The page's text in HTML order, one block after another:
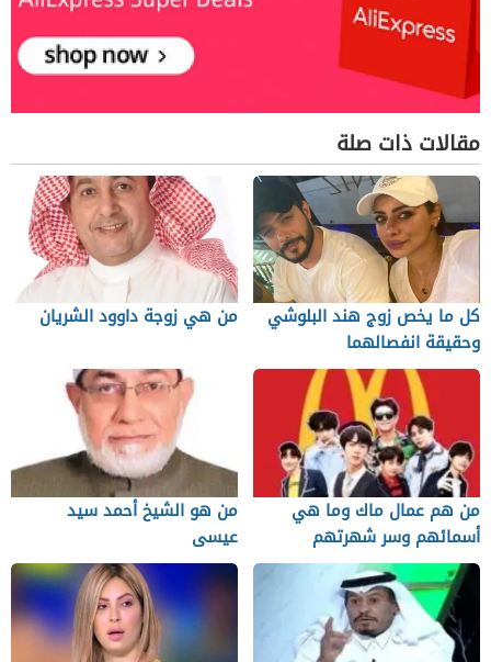
مقالات ذات صلة
كل ما يخص زوج هند البلوشي
وحقيقة انفصالهما
من هي زوجة داوود الشريان
من هم عمال ماك وما هي
أسمائهم وسر شهرتهم
من هو الشيخ أحمد سيد
عيسى